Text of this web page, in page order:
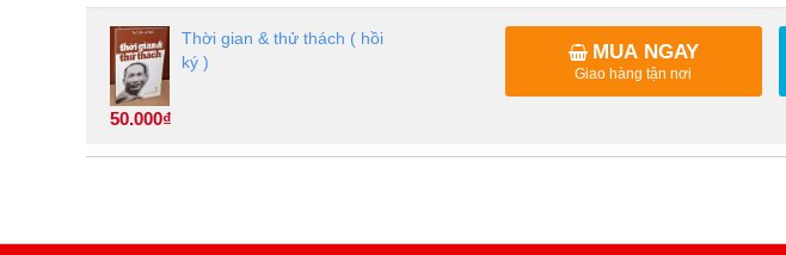
Thời gian & thử thách ( hồi
ký )
50.000₫
MUA NGAY
Giao hàng tận nơi